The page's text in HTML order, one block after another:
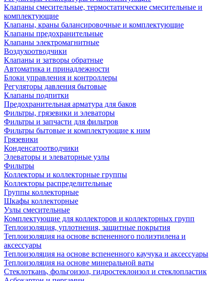
Клапаны смесительные, термостатические смесительные и
комплектующие
Клапаны, краны балансировочные и комплектующие
Клапаны предохранительные
Клапаны электромагнитные
Воздухоотводчики
Клапаны и затворы обратные
Автоматика и принадлежности
Блоки управления и контроллеры
Регуляторы давления бытовые
Клапаны подпитки
Предохранительная арматура для баков
Фильтры, грязевики и элеваторы
Фильтры и запчасти для фильтров
Фильтры бытовые и комплектующие к ним
Грязевики
Конденсатоотводчики
Элеваторы и элеваторные узлы
Фильтры
Коллекторы и коллекторные группы
Коллекторы распределительные
Группы коллекторные
Шкафы коллекторные
Узлы смесительные
Комплектующие для коллекторов и коллекторных групп
Теплоизоляция, уплотнения, защитные покрытия
Теплоизоляция на основе вспененного полиэтилена и
аксессуары
Теплоизоляция на основе вспененного каучука и аксессуары
Теплоизоляция на основе минеральной ваты
Стеклоткань, фольгоизол, гидростеклоизол и стеклопластик